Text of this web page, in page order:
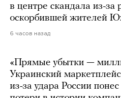
в центре скандала из-за
оскорбившей жителей
6 часов назад
«Прямые убытки —
Украинский
из-за удара России